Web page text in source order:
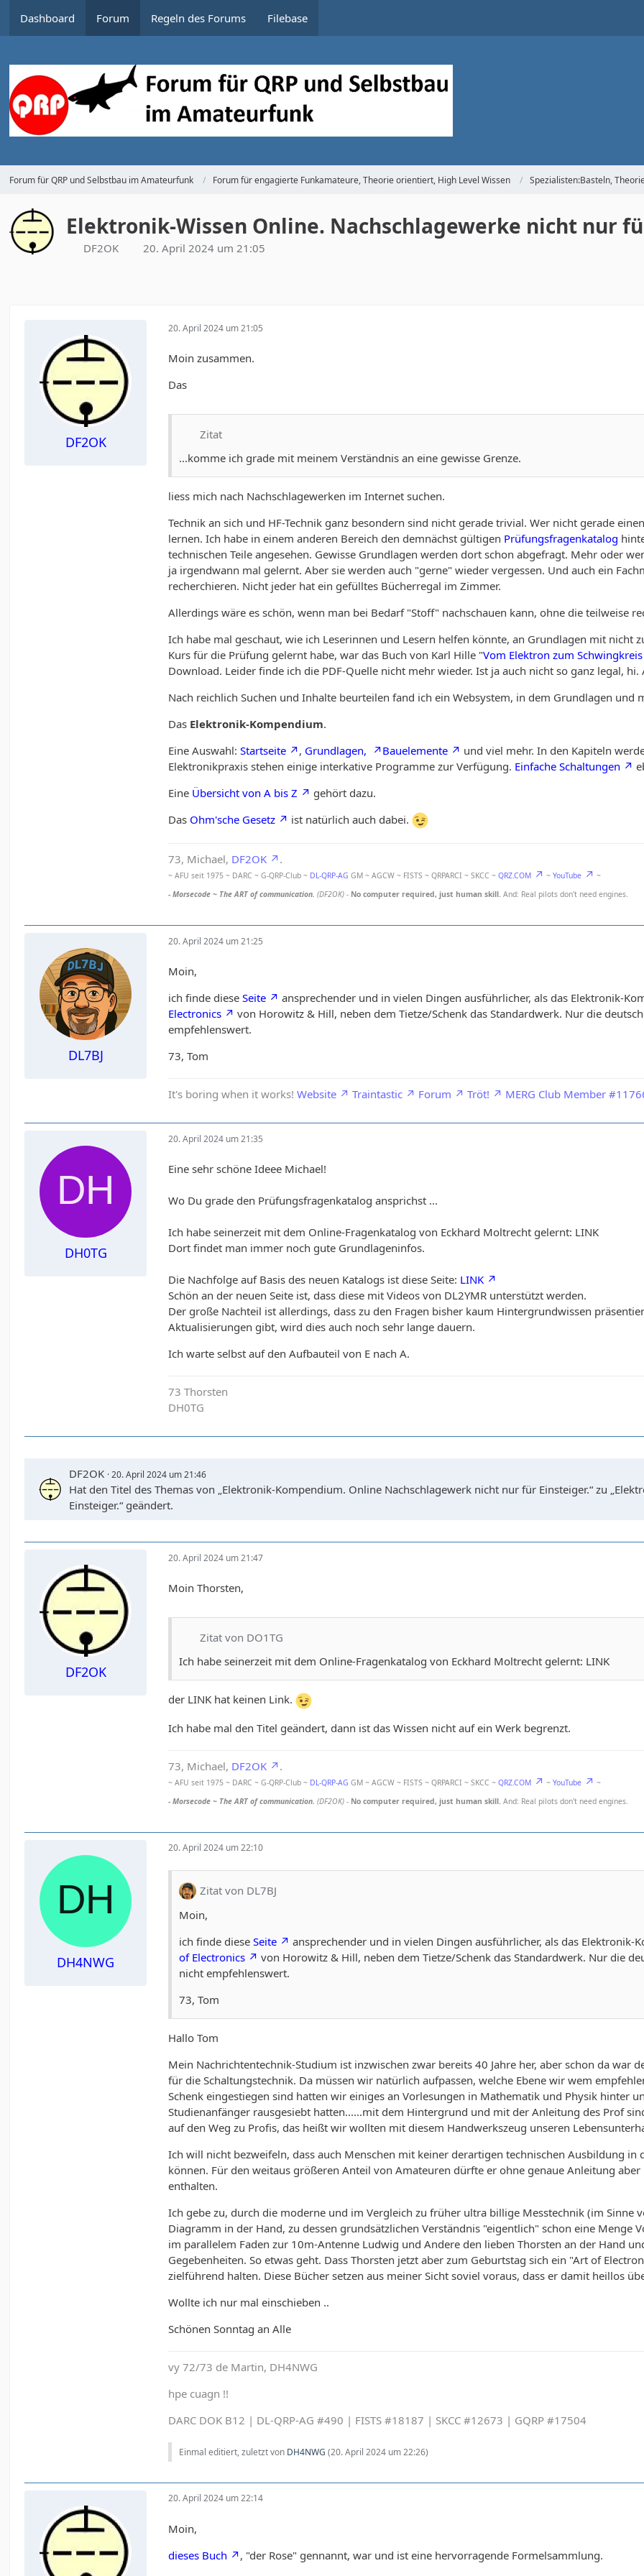
Dashboard Forum Regeln des Forums Filebase
Forum für QRP und Selbstbau im Amateurfunk Forum für engagierte Funkamateure, Theorie orientiert, High Level Wissen Spezialisten:Basteln,
Elektronik-Wissen Online. Nachschlagewerke nicht nur
DF2OK 20. April 2024 um 21:05
DF2OK
20. April 2024 um 21:05
Moin zusammen.
Das
Zitat
...komme ich grade mit meinem Verständnis an eine gewisse Grenze.
liess mich nach Nachschlagewerken im Internet suchen.
Technik an sich und HF-Technik ganz besondern sind nicht gerade trivial. Wer nicht gerade
lernen. Ich habe in einem anderen Bereich den demnächst gültigen Prüfungsfragenkatalog
technischen Teile angesehen. Gewisse Grundlagen werden dort schon abgefragt. Mehr oder
ja irgendwann mal gelernt. Aber sie werden auch "gerne" wieder vergessen. Und auch ein
recherchieren. Nicht jeder hat ein gefülltes Bücherregal im Zimmer.
Allerdings wäre es schön, wenn man bei Bedarf "Stoff" nachschauen kann, ohne die teilweise
Ich habe mal geschaut, wie ich Leserinnen und Lesern helfen könnte, an Grundlagen mit
Kurs für die Prüfung gelernt habe, war das Buch von Karl Hille "Vom Elektron zum Schwingkreis
Download. Leider finde ich die PDF-Quelle nicht mehr wieder. Ist ja auch nicht so ganz legal,
Nach reichlich Suchen und Inhalte beurteilen fand ich ein Websystem, in dem Grundlagen und
Das Elektronik-Kompendium.
Eine Auswahl:Startseite , Grundlagen, Bauelemente
und viel mehr. In den Kapiteln
Elektronikpraxis stehen einige interkative Programme zur Verfügung. Einfache Schaltungen
Eine Übersicht von A bis Z
gehört dazu.
Das Ohm'sche Gesetz ist natürlich auch dabei.
73, Michael, DF2OK .
~ AFU seit 1975 ~ DARC ~ G-QRP-Club ~ DL-QRP-AG GM ~ AGCW ~ FISTS ~ QRPARCI ~ SKCC ~QRZ.COM ~YouTube
~
- Morsecode ~ The ART of communication.(DF2OK) - No computer required, just human skill. And: Real pilots don't need engines.
DL7BJ
20. April 2024 um 21:25
Moin,
ich finde dieseSeite
ansprechender und in vielen Dingen ausführlicher, als das Elektronik-
Electronics
von Horowitz & Hill, neben dem Tietze/Schenk das Standardwerk. Nur die
empfehlenswert.
73, Tom
It's boring when it works!Website Traintastic Forum Tröt! MERG Club Member
DH0TG
20. April 2024 um 21:35
Eine sehr schöne Ideee Michael!
Wo Du grade den Prüfungsfragenkatalog ansprichst ...
Ich habe seinerzeit mit dem Online-Fragenkatalog von Eckhard Moltrecht gelernt: LINK
Dort findet man immer noch gute Grundlageninfos.
Die Nachfolge auf Basis des neuen Katalogs ist diese Seite: LINK
Schön an der neuen Seite ist, dass diese mit Videos von DL2YMR unterstützt werden.
Der große Nachteil ist allerdings, dass zu den Fragen bisher kaum Hintergrundwissen
Aktualisierungen gibt, wird dies auch noch sehr lange dauern.
Ich warte selbst auf den Aufbauteil von E nach A.
73 Thorsten
DH0TG
DF2OK 20. April 2024 um 21:46
Hat den Titel des Themas von „Elektronik-Kompendium. Online Nachschlagewerk nicht nur für Einsteiger.“ zu
Einsteiger.“ geändert.
DF2OK
20. April 2024 um 21:47
Moin Thorsten,
Zitat von DO1TG
Ich habe seinerzeit mit dem Online-Fragenkatalog von Eckhard Moltrecht gelernt: LINK
der LINK hat keinen Link.
Ich habe mal den Titel geändert, dann ist das Wissen nicht auf ein Werk begrenzt.
73, Michael, DF2OK .
~ AFU seit 1975 ~ DARC ~ G-QRP-Club ~ DL-QRP-AG GM ~ AGCW ~ FISTS ~ QRPARCI ~ SKCC ~QRZ.COM ~YouTube
~
- Morsecode ~ The ART of communication.(DF2OK) - No computer required, just human skill. And: Real pilots don't need engines.
DH4NWG
20. April 2024 um 22:10
Zitat von DL7BJ
Moin,
ich finde dieseSeite
ansprechender und in vielen Dingen ausführlicher, als das
of Electronics
von Horowitz & Hill, neben dem Tietze/Schenk das Standardwerk. Nur die
nicht empfehlenswert.
73, Tom
Hallo Tom
Mein Nachrichtentechnik-Studium ist inzwischen zwar bereits 40 Jahre her, aber schon da war
für die Schaltungstechnik. Da müssen wir natürlich aufpassen, welche Ebene wir wem
Schenk eingestiegen sind hatten wir einiges an Vorlesungen in Mathematik und Physik hinter
Studienanfänger rausgesiebt hatten......mit dem Hintergrund und mit der Anleitung des Prof
auf den Weg zu Profis, das heißt wir wollten mit diesem Handwerkszeug unseren
Ich will nicht bezweifeln, dass auch Menschen mit keiner derartigen technischen Ausbildung in
können. Für den weitaus größeren Anteil von Amateuren dürfte er ohne genaue Anleitung
enthalten.
Ich gebe zu, durch die moderne und im Vergleich zu früher ultra billige Messtechnik (im Sinne
Diagramm in der Hand, zu dessen grundsätzlichen Verständnis "eigentlich" schon eine
im parallelem Faden zur 10m-Antenne Ludwig und Andere den lieben Thorsten an der Hand
Gegebenheiten. So etwas geht. Dass Thorsten jetzt aber zum Geburtstag sich ein "Art of
zielführend halten. Diese Bücher setzen aus meiner Sicht soviel voraus, dass er damit heillos
Wollte ich nur mal einschieben ..
Schönen Sonntag an Alle
vy 72/73 de Martin, DH4NWG
hpe cuagn !!
DARC DOK B12 | DL-QRP-AG #490 | FISTS #18187 | SKCC #12673 | GQRP #17504
Einmal editiert, zuletzt von DH4NWG (20. April 2024 um 22:26)
20. April 2024 um 22:14
Moin,
dieses Buch
, "der Rose" gennannt, war und ist eine hervorragende Formelsammlung.